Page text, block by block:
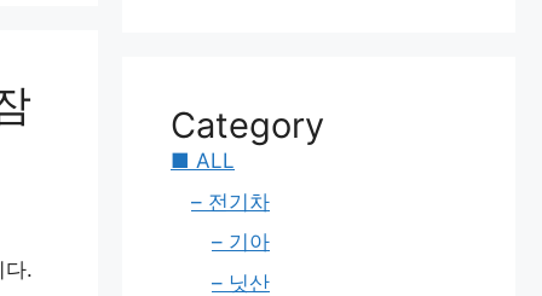
다.
Category
■ ALL
– 전기차
– 기아
– 닛산